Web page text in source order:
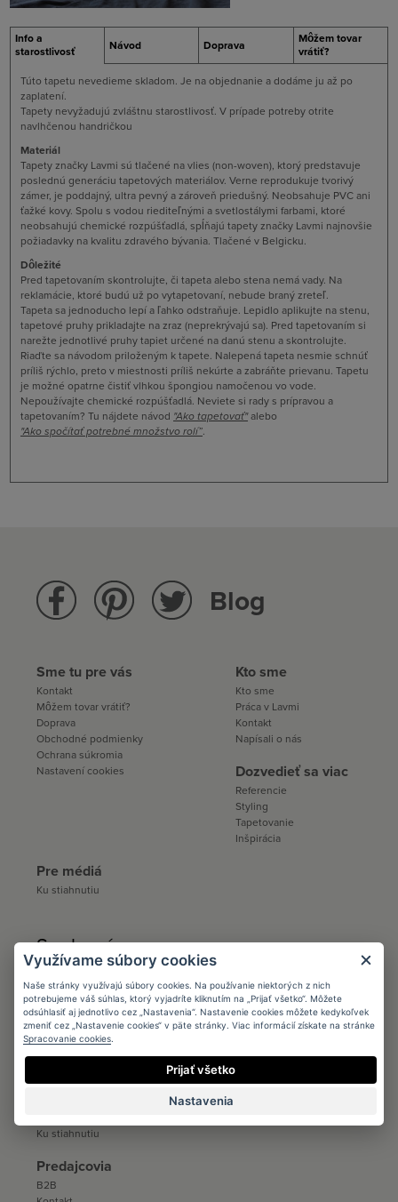
Info a
starostlivosť
Návod Doprava
Môžem tovar
vrátiť?
Túto tapetu nevedieme skladom. Je na objednanie a dodáme ju až po
zaplatení.
Tapety nevyžadujú zvláštnu starostlivosť. V prípade potreby otrite
navlhčenou handričkou
Materiál
Tapety značky Lavmi sú tlačené na vlies (non-woven), ktorý predstavuje
poslednú generáciu tapetových materiálov. Verne reprodukuje tvorivý
zámer, je poddajný, ultra pevný a zároveň priedušný. Neobsahuje PVC ani
ťažké kovy. Spolu s vodou riediteľnými a svetlostálymi farbami, ktoré
neobsahujú chemické rozpúšťadlá, spĺňajú tapety značky Lavmi najnovšie
požiadavky na kvalitu zdravého bývania. Tlačené v Belgicku.
Dôležité
Pred tapetovaním skontrolujte, či tapeta alebo stena nemá vady. Na
reklamácie, ktoré budú už po vytapetovaní, nebude braný zreteľ.
Tapeta sa jednoducho lepí a ľahko odstraňuje. Lepidlo aplikujte na stenu,
tapetové pruhy prikladajte na zraz (neprekrývajú sa). Pred tapetovaním si
narežte jednotlivé pruhy tapiet určené na danú stenu a skontrolujte.
Riaďte sa návodom priloženým k tapete. Nalepená tapeta nesmie schnúť
príliš rýchlo, preto v miestnosti príliš nekúrte a zabráňte prievanu. Tapetu
je možné opatrne čistiť vlhkou špongiou namočenou vo vode.
Nepoužívajte chemické rozpúšťadlá. Neviete si rady s prípravou a
tapetovaním? Tu nájdete návod "Ako tapetovať"alebo
"Ako spočítať potrebné množstvo rolí”.
Blog
Sme tu pre vás
Kontakt
Môžem tovar vrátiť?
Doprava
Obchodné podmienky
Ochrana súkromia
Nastavení cookies
Kto sme
Kto sme
Práca v Lavmi
Kontakt
Napísali o nás
Dozvedieť sa viac
Referencie
Styling
Tapetovanie
Inšpirácia
Pre médiá
Ku stiahnutiu
Spolupráca:
Architects
Podmienky
Registrácia
Katalógy a vzorkovníky
Distribúcia
Ku stiahnutiu
Predajcovia
B2B
Využívame súbory cookies
Naše stránky využívajú súbory cookies. Na používanie niektorých z nich
potrebujeme váš súhlas, ktorý vyjadríte kliknutím na „Prijať všetko“. Môžete
odsúhlasiť aj jednotlivo cez „Nastavenia“. Nastavenie cookies môžete kedykoľvek
zmeniť cez „Nastavenie cookies“ v päte stránky. Viac informácií získate na stránke
Spracovanie cookies
Prijať všetko
Nastavenia